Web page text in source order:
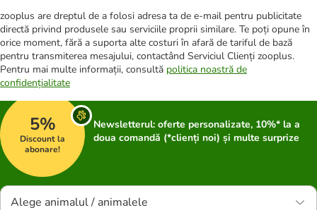
zooplus are dreptul de a folosi adresa ta de e-mail pentru publicitate
directă privind produsele sau serviciile proprii similare. Te poți opune în
orice moment, fără a suporta alte costuri în afară de tariful de bază
pentru transmiterea mesajului, contactând Serviciul Clienți zooplus.
Pentru mai multe informații, consultă politica noastră de
confidențialitate
5%
Discount la
abonare!
Newsletterul: oferte personalizate, 10%* la a
doua comandă (*clienți noi) și multe surprize
Alege animalul / animalele